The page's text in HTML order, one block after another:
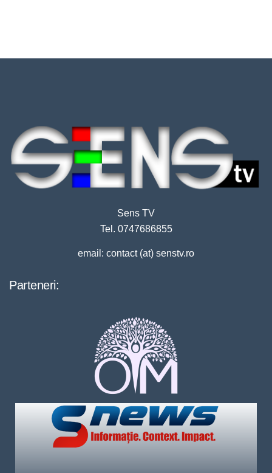
Sens TV
Tel. 0747686855
email: contact (at) senstv.ro
Parteneri: